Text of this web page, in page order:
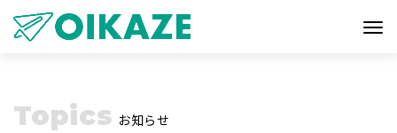
Topics お知らせ